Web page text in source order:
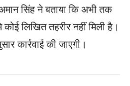
सिंह ने बताया कि अभी तक
लिखित तहरीर नहीं मिली है।
कार्रवाई की जाएगी।